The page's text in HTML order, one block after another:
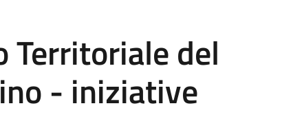
Territoriale del
- iniziative